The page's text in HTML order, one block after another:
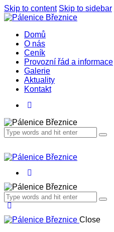
Skip to content Skip to sidebar
Domů
O nás
Ceník
Provozní řád a informace
Galerie
Aktuality
Kontakt
Close